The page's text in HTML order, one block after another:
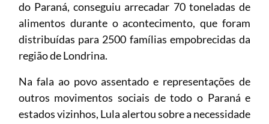
do Paraná, conseguiu arrecadar 70 toneladas de
alimentos durante o acontecimento, que foram
distribuídas para 2500 famílias empobrecidas da
região de Londrina.
Na fala ao povo assentado e representações de
outros movimentos sociais de todo o Paraná e
estados vizinhos, Lula alertou sobre a necessidade